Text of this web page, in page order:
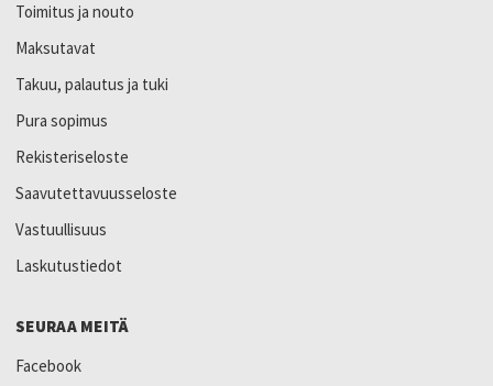
Toimitus ja nouto
Maksutavat
Takuu, palautus ja tuki
Pura sopimus
Rekisteriseloste
Saavutettavuusseloste
Vastuullisuus
Laskutustiedot
SEURAA MEITÄ
Facebook